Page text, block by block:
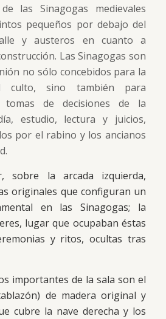
las Sinagogas medievales
pequeños por debajo del
y austeros en cuanto a
Las Sinagogas son
no sólo concebidos para la
sino también para
tomas de decisiones de la
estudio, lectura y juicios,
por el rabino y los ancianos
sobre la arcada izquierda,
originales que configuran un
en las Sinagogas; la
lugar que ocupaban éstas
y ritos, ocultas tras
importantes de la sala son el
de madera original y
cubre la nave derecha y los